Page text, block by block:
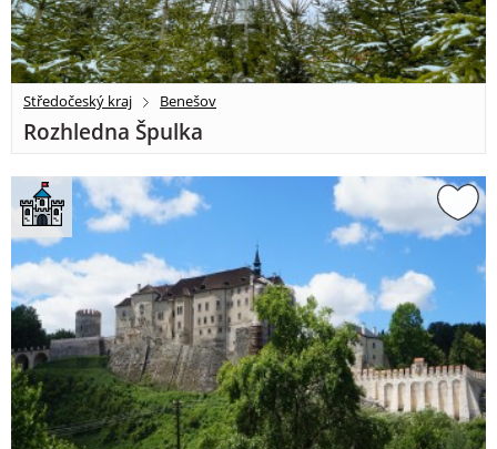
Středočeský kraj Benešov
Rozhledna Špulka